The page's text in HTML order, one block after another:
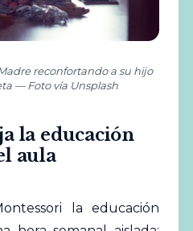
reconfortando a su hijo
— Foto vía Unsplash
la educación
aula
la educación